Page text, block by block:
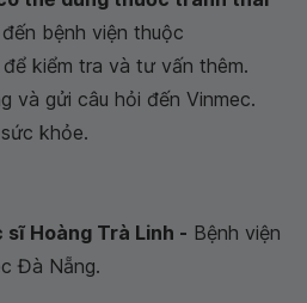
bệnh viện thuộc
để kiểm tra và tư vấn thêm.
và gửi câu hỏi đến Vinmec.
khỏe.
sĩ Hoàng Trà Linh - Bệnh viện
Đà Nẵng.